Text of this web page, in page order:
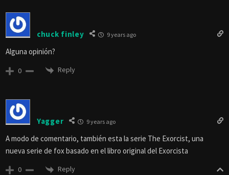
chuck finley 9 years ago
Alguna opinión?
0 Reply
Yagger 9 years ago
A modo de comentario, también esta la serie The Exorcist, una
nueva serie de fox basado en el libro original del Exorcista
0 Reply